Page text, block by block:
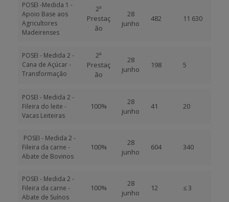
POSEI -Medida 1 -
Apoio Base aos
Agricultores
Madeirenses
2ª
Prestaç
ão
28
junho
482 11 630
POSEI - Medida 2 -
Cana de Açúcar -
Transformação
2ª
Prestaç
ão
28
junho
198 5
POSEI - Medida 2 -
Fileira do leite -
Vacas Leiteiras
100%
28
junho
41 20
POSEI - Medida 2 -
Fileira da carne -
Abate de Bovinos
100%
28
junho
604 340
POSEI - Medida 2 -
Fileira da carne -
Abate de Suínos
100%
28
junho
12 ≤ 3